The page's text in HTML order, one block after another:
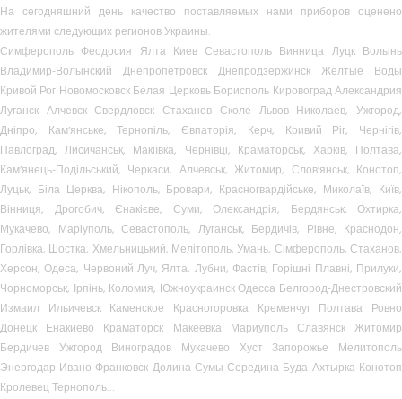
На сегодняшний день качество поставляемых нами приборов оценено
жителями следующих регионов Украины:
Симферополь Феодосия Ялта Киев Севастополь Винница Луцк Волынь
Владимир-Волынский Днепропетровск Днепродзержинск Жёлтые Воды
Кривой Рог Новомосковск Белая Церковь Борисполь Кировоград Александрия
Луганск Алчевск Свердловск Стаханов Сколе Львов Николаев, Ужгород,
Дніпро, Кам’янське, Тернопіль, Євпаторія, Керч, Кривий Ріг, Чернігів,
Павлоград, Лисичанськ, Макіївка, Чернівці, Краматорськ, Харків, Полтава,
Кам’янець-Подільський, Черкаси, Алчевськ, Житомир, Слов’янськ, Конотоп,
Луцьк, Біла Церква, Нікополь, Бровари, Красногвардійське, Миколаїв, Київ,
Вінниця, Дрогобич, Єнакієве, Суми, Олександрія, Бердянськ, Охтирка,
Мукачево, Маріуполь, Севастополь, Луганськ, Бердичів, Рівне, Краснодон,
Горлівка, Шостка, Хмельницький, Мелітополь, Умань, Сімферополь, Стаханов,
Херсон, Одеса, Червоний Луч, Ялта, Лубни, Фастів, Горішні Плавні, Прилуки,
Чорноморськ, Ірпінь, Коломия, Южноукраинск Одесса Белгород-Днестровский
Измаил Ильичевск Каменское Красногоровка Кременчуг Полтава Ровно
Донецк Енакиево Краматорск Макеевка Мариуполь Славянск Житомир
Бердичев Ужгород Виноградов Мукачево Хуст Запорожье Мелитополь
Энергодар Ивано-Франковск Долина Сумы Середина-Буда Ахтырка Конотоп
Кролевец Тернополь…